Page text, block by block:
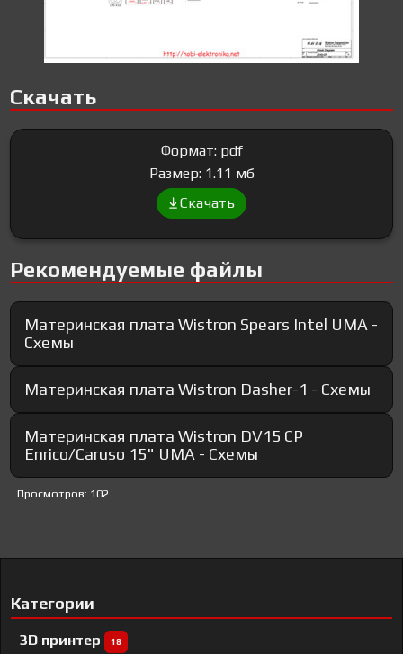
Скачать
Формат: pdf
Размер: 1.11 мб
Скачать
Рекомендуемые файлы
Материнская плата Wistron Spears Intel UMA -
Схемы
Материнская плата Wistron Dasher-1 - Схемы
Материнская плата Wistron DV15 CP
Enrico/Caruso 15" UMA - Схемы
Просмотров: 102
Категории
3D принтер 18